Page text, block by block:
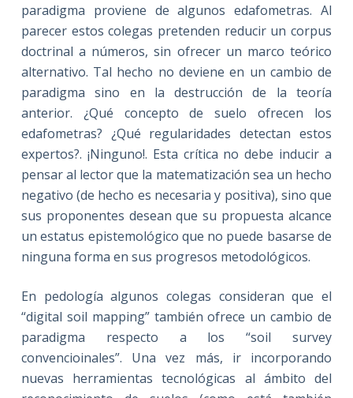
paradigma proviene de algunos edafometras. Al
parecer estos colegas pretenden reducir un corpus
doctrinal a números, sin ofrecer un marco teórico
alternativo. Tal hecho no deviene en un cambio de
paradigma sino en la destrucción de la teoría
anterior. ¿Qué concepto de suelo ofrecen los
edafometras? ¿Qué regularidades detectan estos
expertos?. ¡Ninguno!. Esta crítica no debe inducir a
pensar al lector que la matematización sea un hecho
negativo (de hecho es necesaria y positiva), sino que
sus proponentes desean que su propuesta alcance
un estatus epistemológico que no puede basarse de
ninguna forma en sus progresos metodológicos.
En pedología algunos colegas consideran que el
“digital soil mapping” también ofrece un cambio de
paradigma respecto a los “soil survey
convencioinales”. Una vez más, ir incorporando
nuevas herramientas tecnológicas al ámbito del